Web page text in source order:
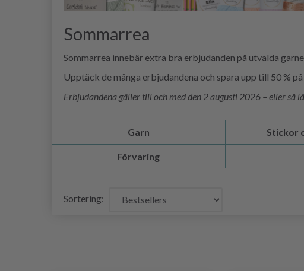
Sommarrea
Sommarrea innebär extra bra erbjudanden på utvalda
Upptäck de många erbjudandena och spara upp till 50 %
Erbjudandena gäller till och med den 2 augusti 2026 – eller så
Garn Stickor
Förvaring
Sortering: